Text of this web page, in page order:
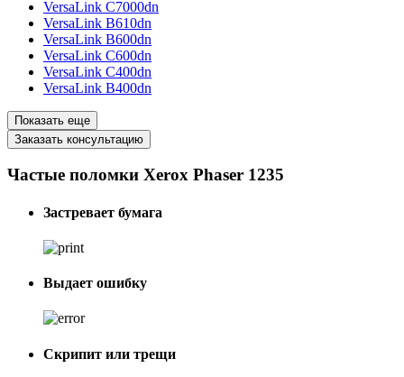
VersaLink C7000dn
VersaLink B610dn
VersaLink B600dn
VersaLink C600dn
VersaLink C400dn
VersaLink B400dn
Показать еще
Заказать консультацию
Частые поломки Xerox Phaser 1235
Застревает бумага
Выдает ошибку
Скрипит или трещи